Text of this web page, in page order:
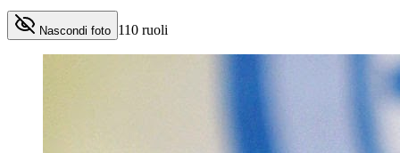
Nascondi foto 110 ruoli